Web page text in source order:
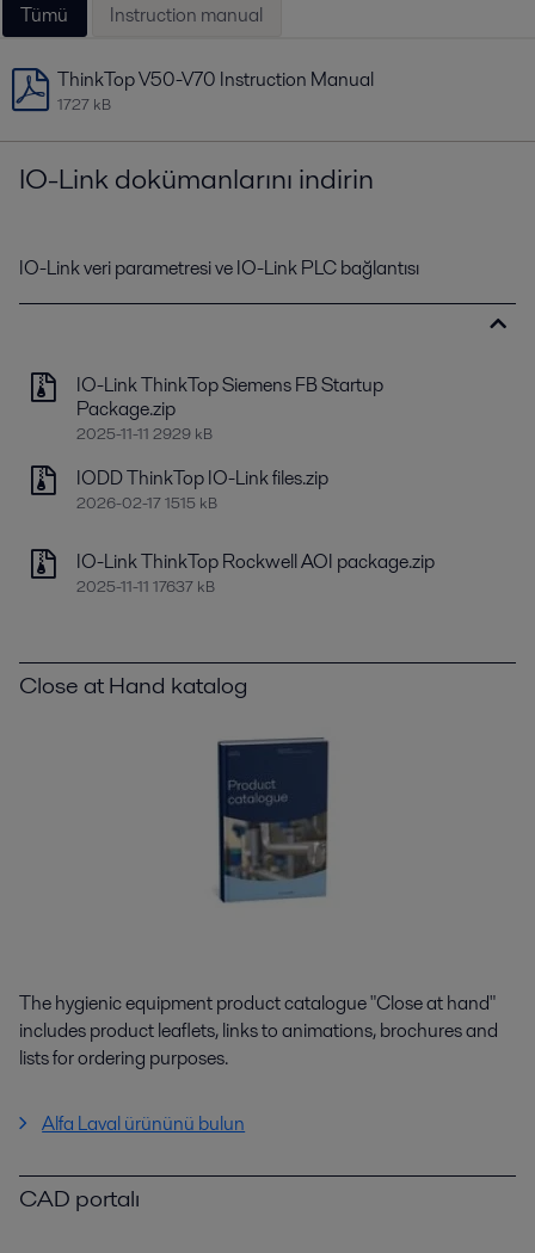
Tümü Instruction manual
ThinkTop V50-V70 Instruction Manual
1727 kB
IO-Link dokümanlarını indirin
IO-Link veri parametresi ve IO-Link PLC bağlantısı
IO-Link ThinkTop Siemens FB Startup
Package.zip
2025-11-11 2929 kB
IODD ThinkTop IO-Link files.zip
2026-02-17 1515 kB
IO-Link ThinkTop Rockwell AOI package.zip
2025-11-11 17637 kB
Close at Hand katalog
The hygienic equipment product catalogue "Close at hand"
includes product leaflets, links to animations, brochures and
lists for ordering purposes.
Alfa Laval ürününü bulun
CAD portalı